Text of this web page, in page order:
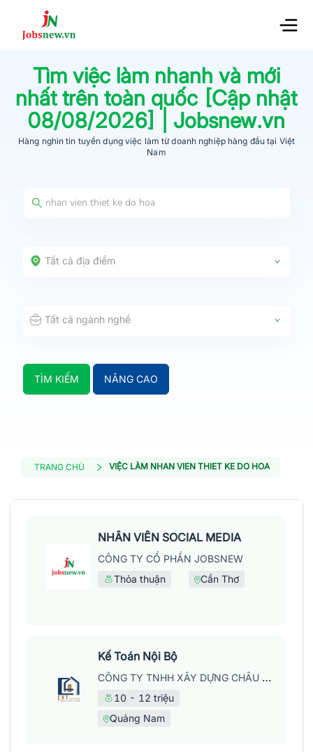
Tìm việc làm nhanh và mới
nhất trên toàn quốc [Cập nhật
08/08/2026] | Jobsnew.vn
Hàng nghìn tin tuyển dụng việc làm từdoanh nghiệp hàng đầu tại Việt
Nam
Tất cả địa điểm
Tất cả ngành nghề
TÌM KIẾM NÂNG CAO
TRANG CHỦ VIỆC LÀM NHAN VIEN THIET KE DO HOA
NHÂN VIÊN SOCIAL MEDIA
CÔNG TY CỔ PHẦN JOBSNEW
Thỏa thuận
Cần Thơ
Kế Toán Nội Bộ
CÔNG TY TNHH XÂY DỰNG CHÂU HUY THỊNH
10 - 12 triệu
Quảng Nam